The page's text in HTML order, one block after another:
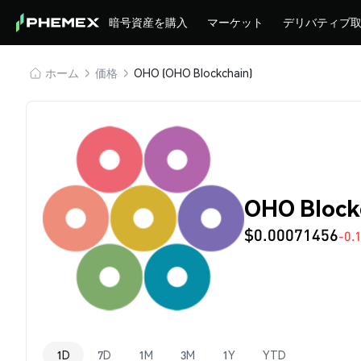
暗号資産を購入 マーケット デリバティブ
ホーム 価格 OHO (OHO Blockchain)
OHO
$0.00071456-
1D 7D 1M 3M 1Y YTD